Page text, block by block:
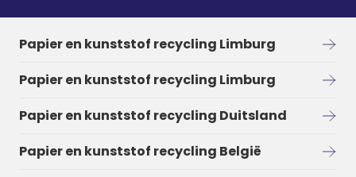
Papier en kunststof recycling Limburg
Papier en kunststof recycling Limburg
Papier en kunststof recycling Duitsland
Papier en kunststof recycling België